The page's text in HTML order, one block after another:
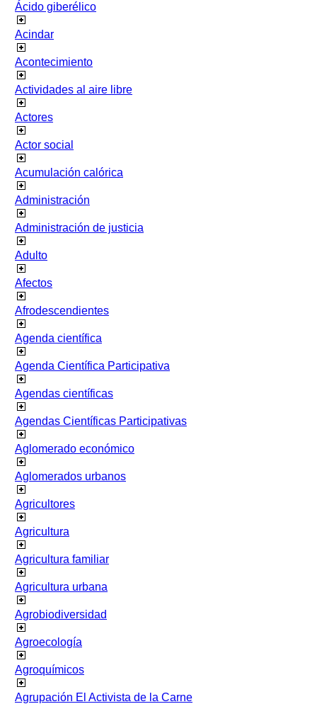
Ácido giberélico
Acindar
Acontecimiento
Actividades al aire libre
Actores
Actor social
Acumulación calórica
Administración
Administración de justicia
Adulto
Afectos
Afrodescendientes
Agenda científica
Agenda Científica Participativa
Agendas científicas
Agendas Científicas Participativas
Aglomerado económico
Aglomerados urbanos
Agricultores
Agricultura
Agricultura familiar
Agricultura urbana
Agrobiodiversidad
Agroecología
Agroquímicos
Agrupación El Activista de la Carne